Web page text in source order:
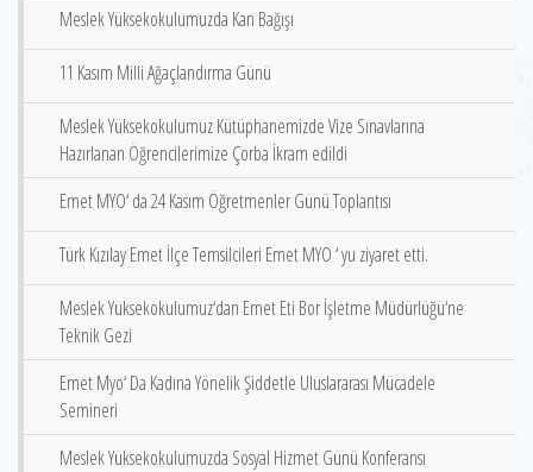
Meslek Yüksekokulumuzda Kan Bağışı
11 Kasım Milli Ağaçlandırma Günü
Meslek Yüksekokulumuz Kütüphanemizde Vize Sınavlarına
Hazırlanan Öğrencilerimize Çorba İkram edildi
Emet MYO‘ da 24 Kasım Öğretmenler Günü Toplantısı
Türk Kızılay Emet İlçe Temsilcileri Emet MYO ‘ yu ziyaret etti.
Meslek Yüksekokulumuz‘dan Emet Eti Bor İşletme Müdürlüğü‘ne
Teknik Gezi
Emet Myo‘ Da Kadına Yönelik Şiddetle Uluslararası Mücadele
Semineri
Meslek Yüksekokulumuzda Sosyal Hizmet Günü Konferansı